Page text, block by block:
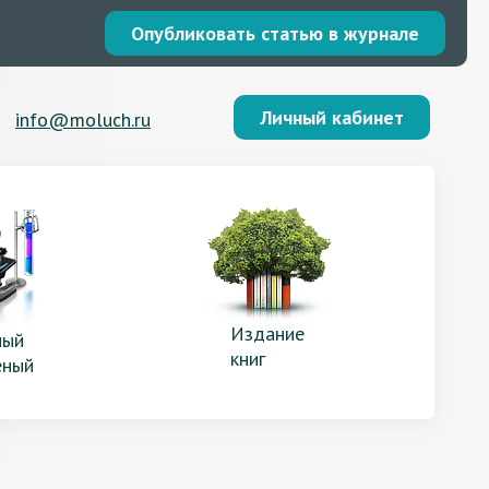
Опубликовать статью в журнале
info@moluch.ru Личный кабинет
Издание
книг